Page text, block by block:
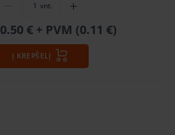
vnt.
0.50 €+ PVM (0.11 €)
Į KREPŠELĮ